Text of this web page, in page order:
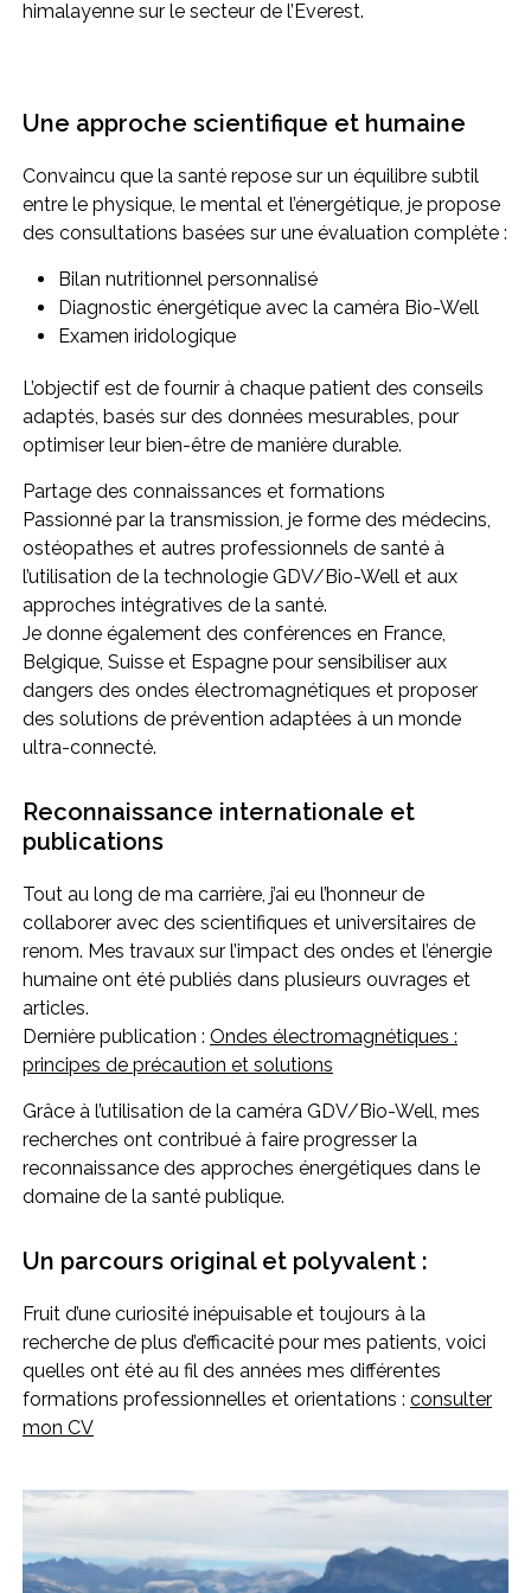
himalayenne sur le secteur de l’Everest.
Une approche scientifique et humaine
Convaincu que la santé repose sur un équilibre subtil
entre le physique, le mental et l’énergétique, je propose
des consultations basées sur une évaluation complète :
Bilan nutritionnel personnalisé
Diagnostic énergétique avec la caméra Bio-Well
Examen iridologique
L’objectif est de fournir à chaque patient des conseils
adaptés, basés sur des données mesurables, pour
optimiser leur bien-être de manière durable.
Partage des connaissances et formations
Passionné par la transmission, je forme des médecins,
ostéopathes et autres professionnels de santé à
l’utilisation de la technologie GDV/Bio-Well et aux
approches intégratives de la santé.
Je donne également des conférences en France,
Belgique, Suisse et Espagne pour sensibiliser aux
dangers des ondes électromagnétiques et proposer
des solutions de prévention adaptées à un monde
ultra-connecté.
Reconnaissance internationale et
publications
Tout au long de ma carrière, j’ai eu l’honneur de
collaborer avec des scientifiques et universitaires de
renom. Mes travaux sur l’impact des ondes et l’énergie
humaine ont été publiés dans plusieurs ouvrages et
articles.
Dernière publication : Ondes électromagnétiques :
principes de précaution et solutions
Grâce à l’utilisation de la caméra GDV/Bio-Well, mes
recherches ont contribué à faire progresser la
reconnaissance des approches énergétiques dans le
domaine de la santé publique.
Un parcours original et polyvalent :
Fruit d’une curiosité inépuisable et toujours à la
recherche de plus d’efficacité pour mes patients, voici
quelles ont été au fil des années mes différentes
formations professionnelles et orientations : consulter
mon CV
Use
left